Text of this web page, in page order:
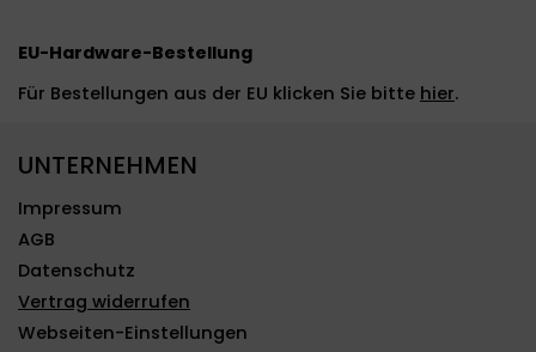
EU-Hardware-Bestellung
Für Bestellungen aus der EU klicken Sie bitte hier.
UNTERNEHMEN
Impressum
AGB
Datenschutz
Vertrag widerrufen
Webseiten-Einstellungen